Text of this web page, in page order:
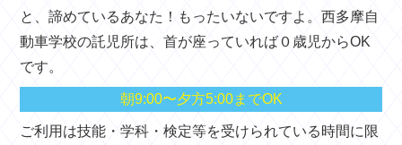
と、諦めているあなた！もったいないですよ。西多摩自
動車学校の託児所は、首が座っていれば０歳児からOK
です。
朝9:00〜夕方5:00までOK
ご利用は技能・学科・検定等を受けられている時間に限